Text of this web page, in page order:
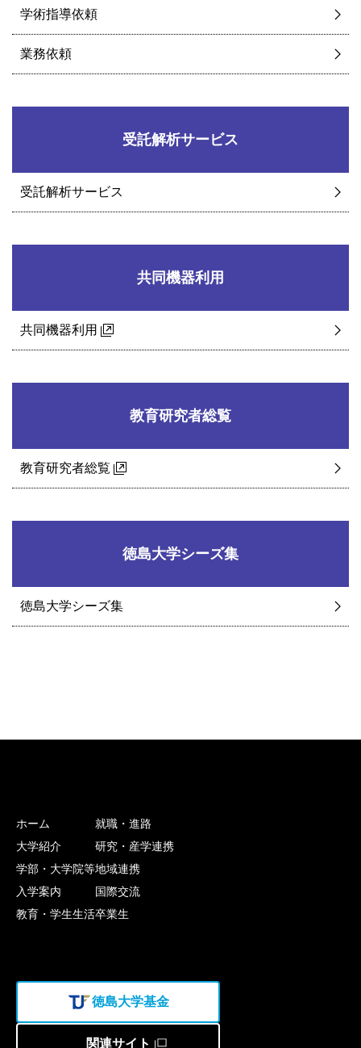
学術指導依頼
業務依頼
受託解析サービス
受託解析サービス
共同機器利用
共同機器利用
教育研究者総覧
教育研究者総覧
徳島大学シーズ集
徳島大学シーズ集
ホーム
大学紹介
学部・大学院等
入学案内
教育・学生生活
就職・進路
研究・産学連携
地域連携
国際交流
卒業生
徳島大学基金
関連サイト